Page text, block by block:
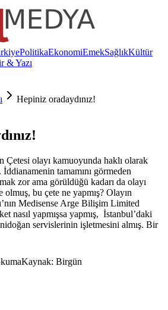
PolitikaEkonomiEmekSağlıkKültür
& Yazı
Hepiniz oradaydınız!
Çetesi olayı kamuoyunda haklı olarak
tamamını görmeden
zor ama görüldüğü kadarı da olayı
bu çete ne yapmış? Olayın
Medisense Arge Bilişim Limited
nasıl yapmışsa yapmış, İstanbul’daki
servislerinin işletmesini almış. Bir
Kaynak: Birgün